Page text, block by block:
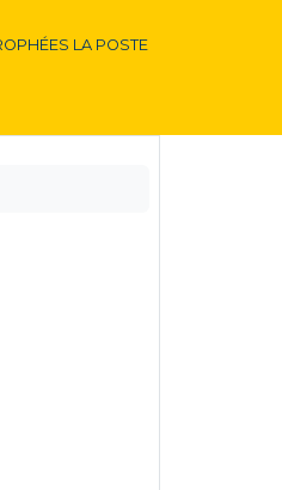
LA POSTE